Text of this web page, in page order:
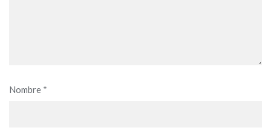
Nombre *